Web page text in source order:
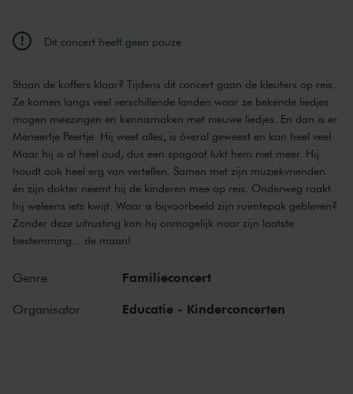
Dit concert heeft geen pauze
Staan de koffers klaar? Tijdens dit concert gaan de kleuters op reis.
Ze komen langs veel verschillende landen waar ze bekende liedjes
mogen meezingen en kennismaken met nieuwe liedjes. En dan is er
Meneertje Peertje. Hij weet alles, is óveral geweest en kan heel veel.
Maar hij is al heel oud, dus een spagaat lukt hem niet meer. Hij
houdt ook heel erg van vertellen. Samen met zijn muziekvrienden
én zijn dokter neemt hij de kinderen mee op reis. Onderweg raakt
hij weleens iets kwijt. Waar is bijvoorbeeld zijn ruimtepak gebleven?
Zonder deze uitrusting kan hij onmogelijk naar zijn laatste
bestemming... de maan!
Genre Familieconcert
Organisator Educatie - Kinderconcerten